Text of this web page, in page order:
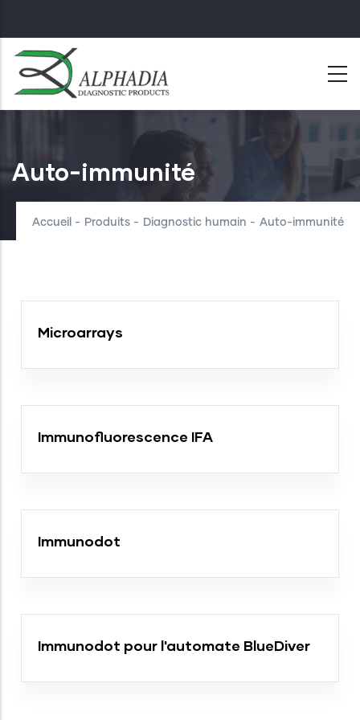
to
main
content
Auto-immunité
Accueil - Produits - Diagnostic humain - Auto-immunité
Microarrays
Immunofluorescence IFA
Immunodot
Immunodot pour l'automate BlueDiver